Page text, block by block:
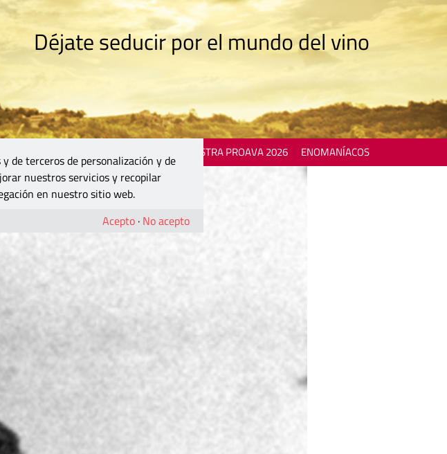
Déjate seducir por el mundo del vino
MOSTRA PROAVA 2026 ENOMANÍACOS
de terceros de personalización y de
nuestros servicios y recopilar
en nuestro sitio web.
Acepto · No acepto